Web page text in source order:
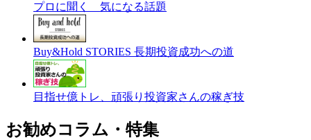
プロに聞く 気になる話題
Buy&Hold STORIES 長期投資成功への道
目指せ億トレ、頑張り投資家さんの稼ぎ技
お勧めコラム・特集